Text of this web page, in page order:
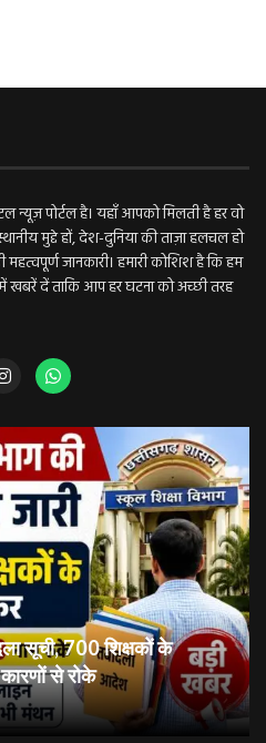
पोर्टल है। यहाँ आपको मिलती है हर वो
मुद्दे हों, देश-दुनिया की ताज़ा हलचल हो
जानकारी। हमारी कोशिश है कि हम
खबरें दें ताकि आप हर घटना को अच्छी तरह
सूची, 700 शिक्षकों के
से रोके